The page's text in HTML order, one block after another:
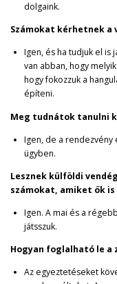
dolgaink.
Számokat kérhetnek a
Igen, és ha tudjuk el is
van abban, hogy
hogy fokozzuk a
építeni.
Meg tudnátok tanulni
Igen, de a rendezvény
ügyben.
Lesznek külföldi
számokat, amiket ők is
Igen. A mai és a
játsszuk.
Hogyan foglalható le a
Az egyeztetéseket